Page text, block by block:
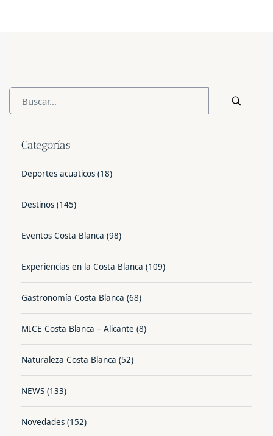
Categorías
Deportes acuaticos (18)
Destinos (145)
Eventos Costa Blanca (98)
Experiencias en la Costa Blanca (109)
Gastronomía Costa Blanca (68)
MICE Costa Blanca – Alicante (8)
Naturaleza Costa Blanca (52)
NEWS (133)
Novedades (152)